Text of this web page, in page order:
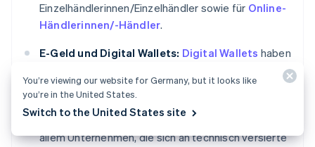
Einzelhändlerinnen/Einzelhändler sowie für Online-
Händlerinnen/-Händler.
E-Geld und Digital Wallets: Digital Wallets haben
Zahlungsmethode ermöglicht Kundinnen/Kunden,
von ihren Smartphones aus durchzuführen. Vor
allem Unternehmen, die sich an technisch versierte
You’re viewing our website for Germany, but it looks like
you’re in the United States.
Switch to the United States site